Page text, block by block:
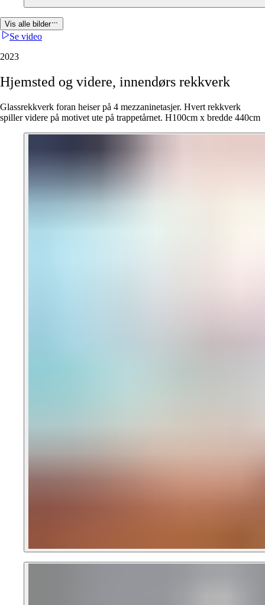
Vis alle bilder
Se video
2023
Hjemsted og videre, innendørs rekkverk
Glassrekkverk foran heiser på 4 mezzaninetasjer. Hvert rekkverk
spiller videre på motivet ute på trappetårnet. H100cm x bredde 440cm